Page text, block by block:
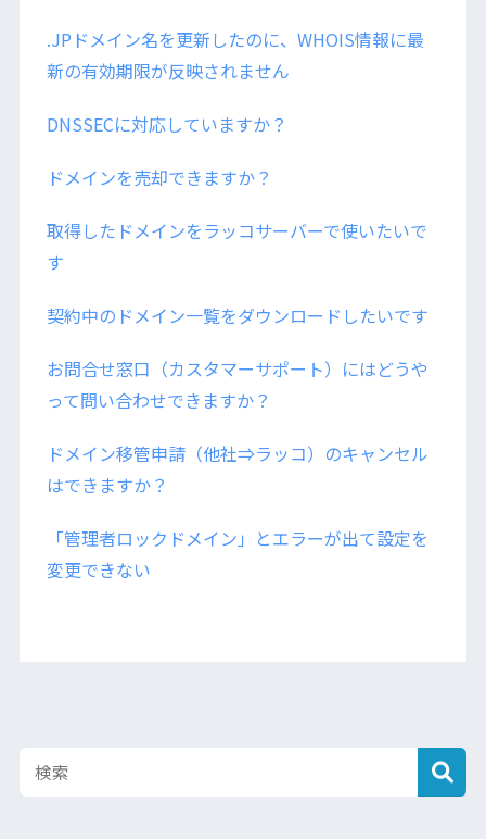
.JPドメイン名を更新したのに、WHOIS情報に最
新の有効期限が反映されません
DNSSECに対応していますか？
ドメインを売却できますか？
取得したドメインをラッコサーバーで使いたいで
す
契約中のドメイン一覧をダウンロードしたいです
お問合せ窓口（カスタマーサポート）にはどうや
って問い合わせできますか？
ドメイン移管申請（他社⇒ラッコ）のキャンセル
はできますか？
「管理者ロックドメイン」とエラーが出て設定を
変更できない